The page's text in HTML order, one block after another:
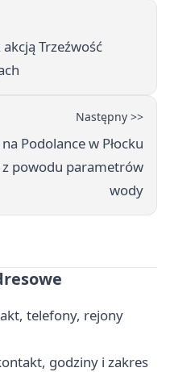
Trzeźwość
Następny >>
Podolance w Płocku
powodu parametrów
wody
telefony, rejony
godziny i zakres